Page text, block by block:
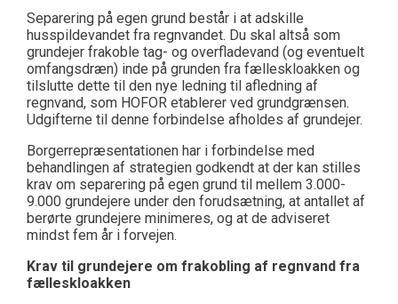
Separering på egen grund består i at adskille
husspildevandet fra regnvandet. Du skal altså som
grundejer frakoble tag- og overfladevand (og eventuelt
omfangsdræn) inde på grunden fra fælleskloakken og
tilslutte dette til den nye ledning til afledning af
regnvand, som HOFOR etablerer ved grundgrænsen.
Udgifterne til denne forbindelse afholdes af grundejer.
Borgerrepræsentationen har i forbindelse med
behandlingen af strategien godkendt at der kan stilles
krav om separering på egen grund til mellem 3.000-
9.000 grundejere under den forudsætning, at antallet af
berørte grundejere minimeres, og at de adviseret
mindst fem år i forvejen.
Krav til grundejere om frakobling af regnvand fra
fælleskloakken